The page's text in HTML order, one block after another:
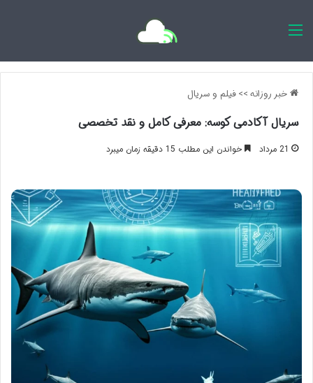
خبر روزانه>>فیلم و سریال
سریال آکادمی کوسه: معرفی کامل و نقد تخصصی
21 مرداد خواندن این مطلب 15 دقیقه زمان میبرد